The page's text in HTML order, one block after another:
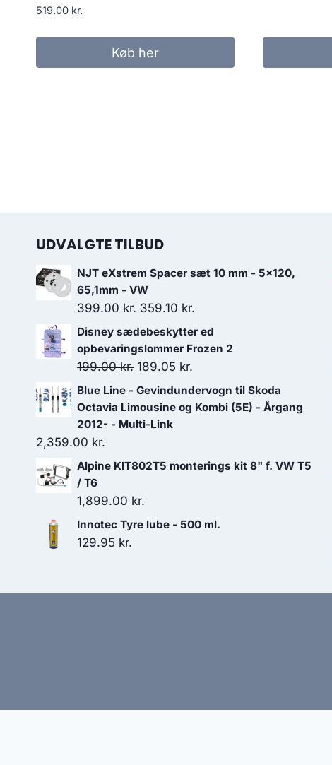
519.00 kr.
Køb her
UDVALGTE TILBUD
NJT eXstrem Spacer sæt 10 mm - 5x120,
65,1mm - VW
399.00kr. Den
oprindelige
pris
var:
399.00 kr..
359.10 kr.
aktuelle
pris
359.10 kr..
Disney sædebeskytter ed
opbevaringslommer Frozen 2
199.00kr. Den
oprindelige
pris
var:
189.05 kr.
aktuelle
pris
Blue Line - Gevindundervogn til Skoda
Octavia Limousine og Kombi (5E) - Årgang
2012- - Multi-Link
2,359.00 kr.
Alpine KIT802T5 monterings kit 8" f. VW T5
/ T6
1,899.00 kr.
Innotec Tyre lube - 500 ml.
129.95 kr.